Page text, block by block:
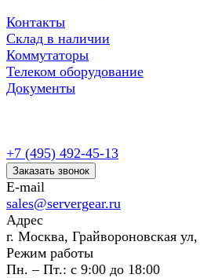
Контакты
Склад в наличии
Коммутаторы
Телеком оборудование
Документы
+7 (495) 492-45-13
Заказать звонок
E-mail
sales@servergear.ru
Адрес
г. Москва, Грайвороновская
Режим работы
Пн. – Пт.: с 9:00 до 18:00